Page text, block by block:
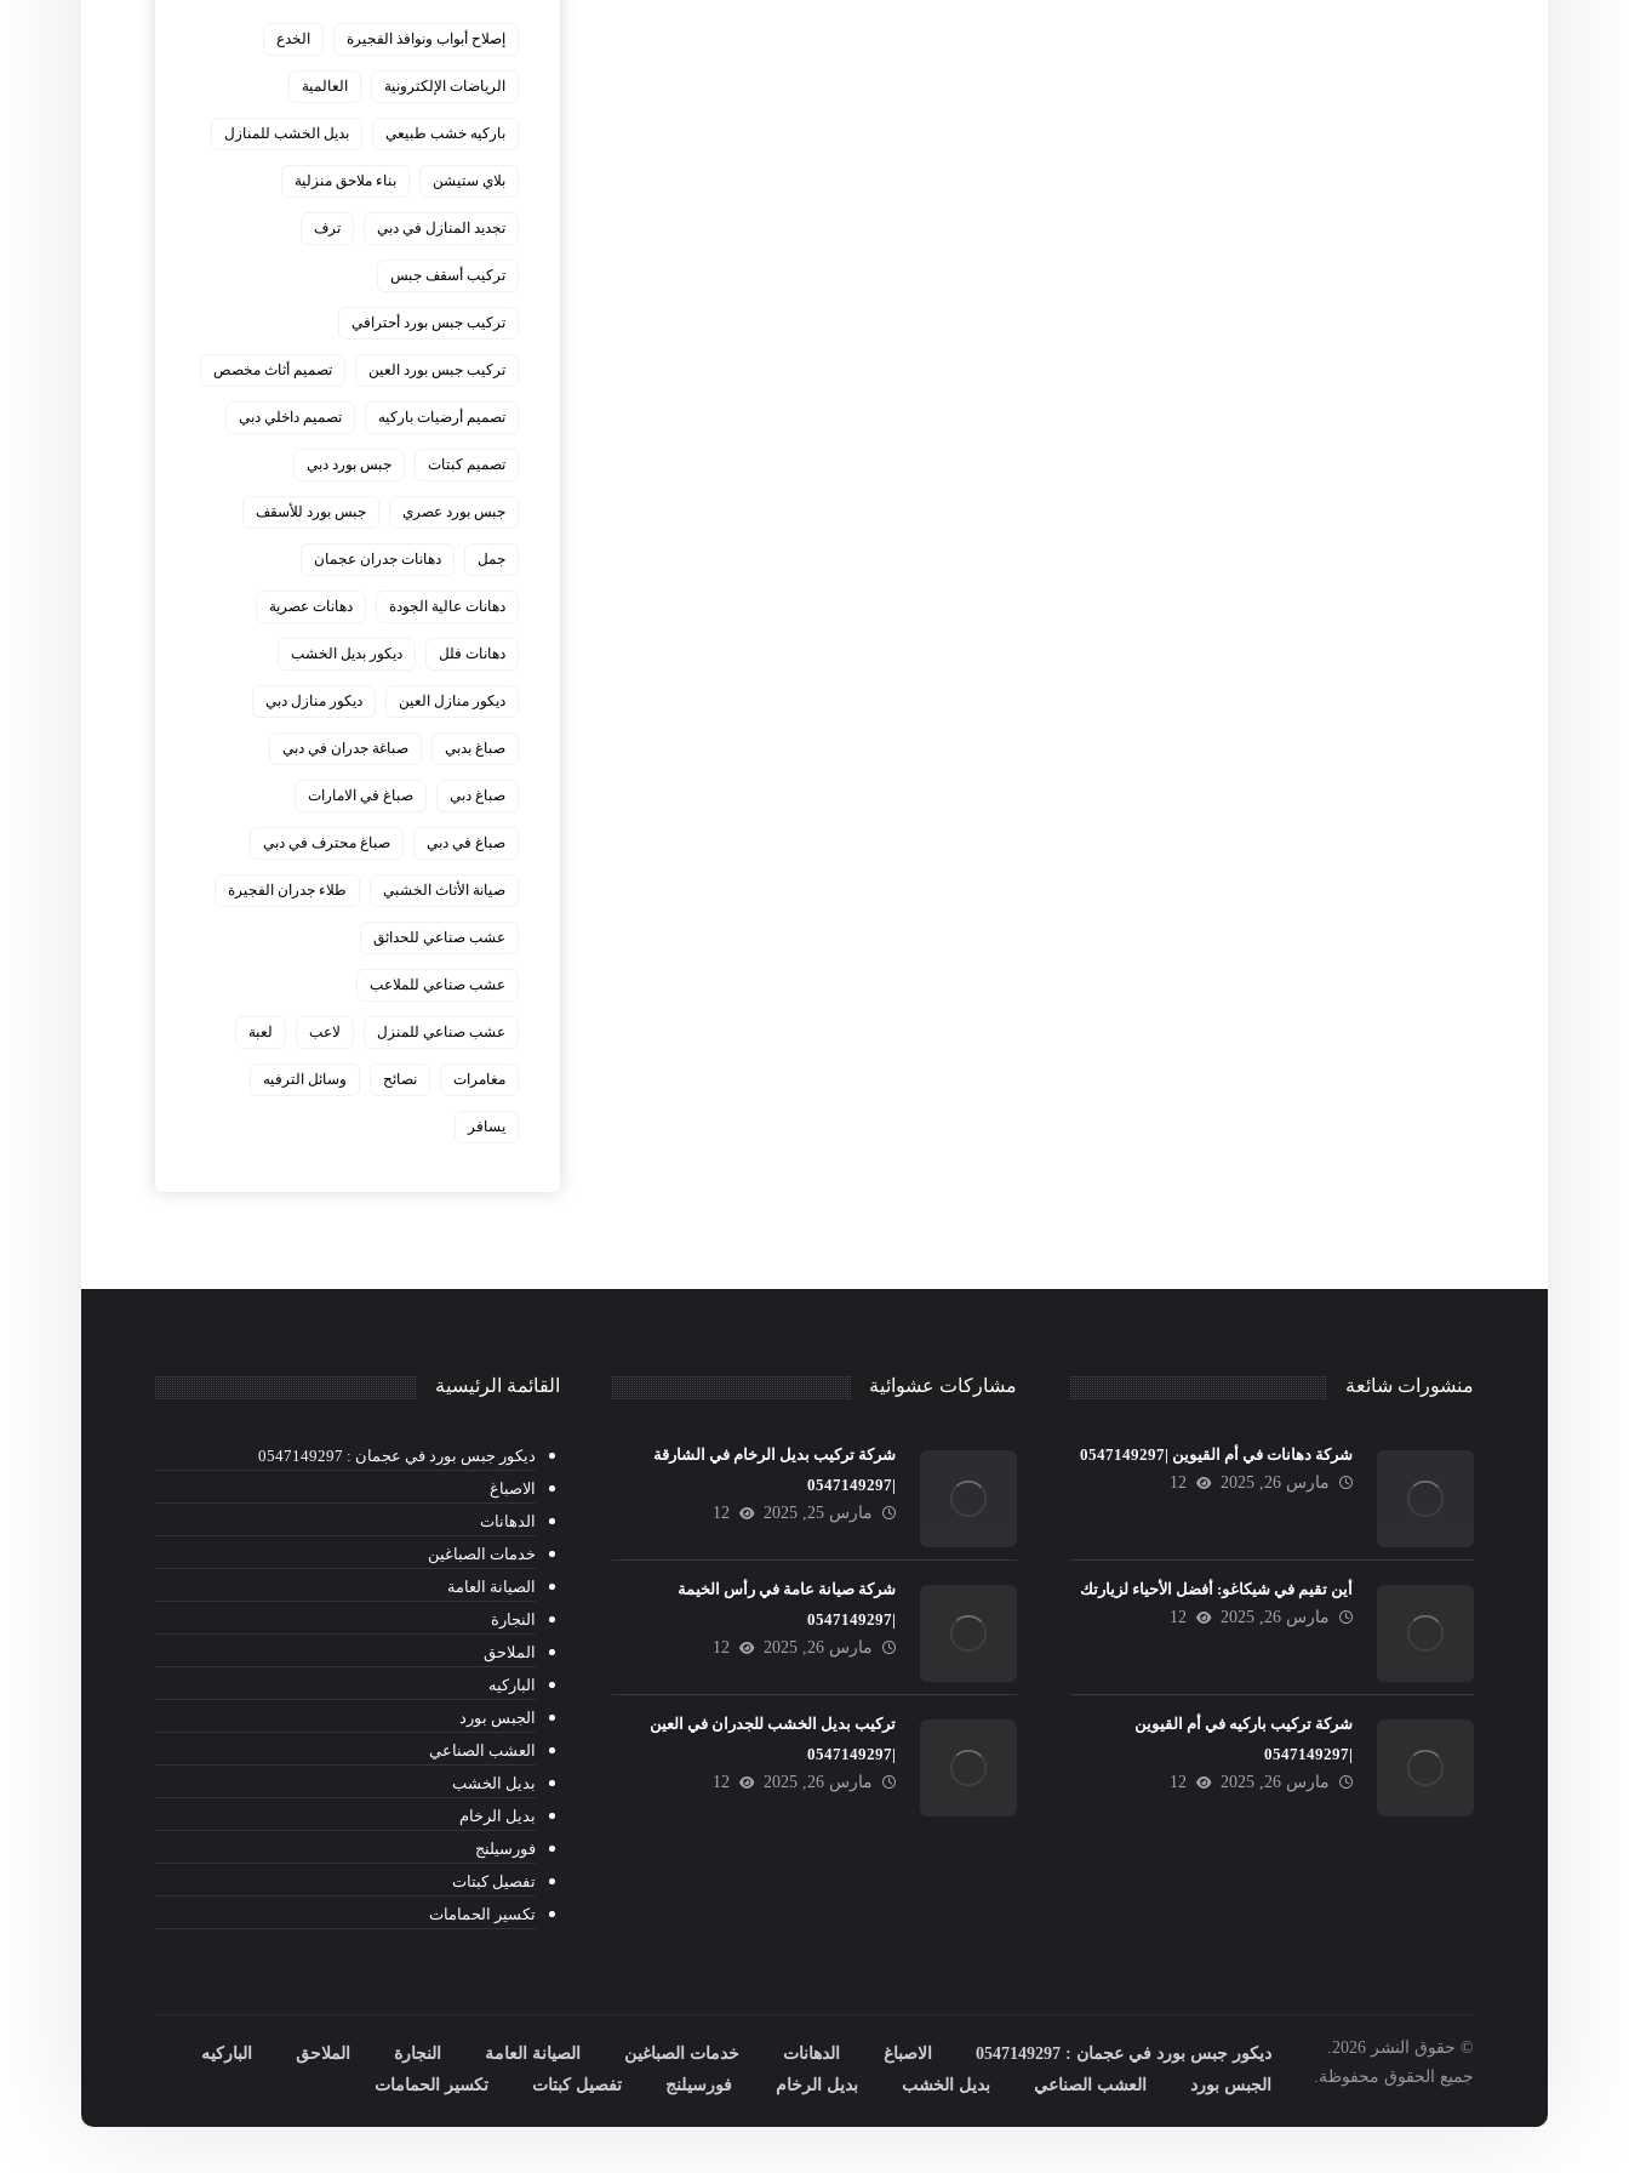
إصلاح أبواب ونوافذ الفجيرة الخدع
الرياضات الإلكترونية العالمية
باركيه خشب طبيعي بديل الخشب للمنازل
بلاي ستيشن بناء ملاحق منزلية
تجديد المنازل في دبي ترف
تركيب أسقف جبس
تركيب جبس بورد أحترافي
تركيب جبس بورد العين تصميم أثاث مخصص
تصميم أرضيات باركيه تصميم داخلي دبي
تصميم كبتات جبس بورد دبي
جبس بورد عصري جبس بورد للأسقف
جمل دهانات جدران عجمان
دهانات عالية الجودة دهانات عصرية
دهانات فلل ديكور بديل الخشب
ديكور منازل العين ديكور منازل دبي
صباغ بدبي صباغة جدران في دبي
صباغ دبي صباغ في الامارات
صباغ في دبي صباغ محترف في دبي
صيانة الأثاث الخشبي طلاء جدران الفجيرة
عشب صناعي للحدائق
عشب صناعي للملاعب
عشب صناعي للمنزل لاعب لعبة
مغامرات نصائح وسائل الترفيه
يسافر
منشورات شائعة
شركة دهانات في أم القيوين |0547149297
مارس 26, 2025
12
أين تقيم في شيكاغو: أفضل الأحياء لزيارتك
مارس 26, 2025
12
شركة تركيب باركيه في أم القيوين
|0547149297
مارس 26, 2025
12
مشاركات عشوائية
شركة تركيب بديل الرخام في الشارقة
|0547149297
مارس 25, 2025
12
شركة صيانة عامة في رأس الخيمة
|0547149297
مارس 26, 2025
12
تركيب بديل الخشب للجدران في العين
|0547149297
مارس 26, 2025
12
القائمة الرئيسية
ديكور جبس بورد في عجمان : 0547149297
الاصباغ
الدهانات
خدمات الصباغين
الصيانة العامة
النجارة
الملاحق
الباركيه
الجبس بورد
العشب الصناعي
بديل الخشب
بديل الرخام
فورسيلنج
تفصيل كبتات
تكسير الحمامات
© حقوق النشر 2026.
جميع الحقوق محفوظة.
ديكور جبس بورد في عجمان : 0547149297 الاصباغ الدهانات خدمات الصباغين الصيانة العامة النجارة الملاحق
الباركيه
الجبس بورد
العشب الصناعي بديل الخشب بديل الرخام فورسيلنج تفصيل كبتات تكسير الحمامات